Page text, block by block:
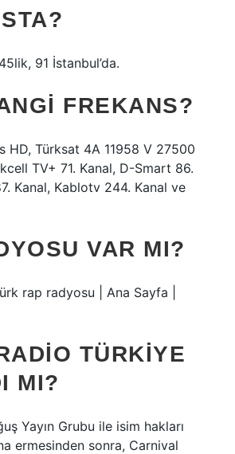
91 İstanbul’da.
FREKANS?
HD, Türksat 4A 11958 V 27500
TV+ 71. Kanal, D-Smart 86.
Kanal, Kablotv 244. Kanal ve
VAR MI?
rap radyosu | Ana Sayfa |
TÜRKIYE
MI?
Yayın Grubu ile isim hakları
ermesinden sonra, Carnival